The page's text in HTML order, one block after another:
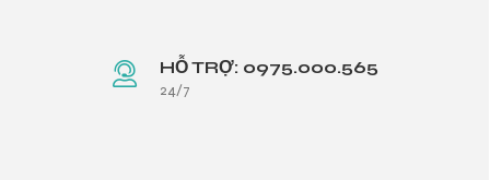
HỖ TRỢ: 0975.000.565
24/7